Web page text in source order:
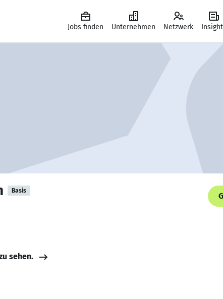
Jobs finden Unternehmen Netzwerk
Basis
sehen.